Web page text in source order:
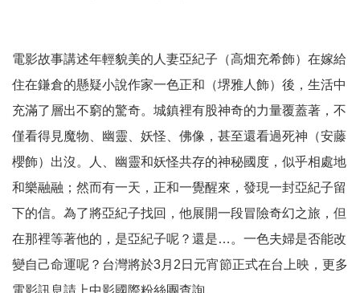
電影故事講述年輕貌美的人妻亞紀子（高畑充希飾）在嫁給
住在鎌倉的懸疑小說作家一色正和（堺雅人飾）後，生活中
充滿了層出不窮的驚奇。城鎮裡有股神奇的力量覆蓋著，不
僅看得見魔物、幽靈、妖怪、佛像，甚至還看過死神（安藤
櫻飾）出沒。人、幽靈和妖怪共存的神秘國度，似乎相處地
和樂融融；然而有一天，正和一覺醒來，發現一封亞紀子留
下的信。為了將亞紀子找回，他展開一段冒險奇幻之旅，但
在那裡等著他的，是亞紀子呢？還是…。一色夫婦是否能改
變自己命運呢？台灣將於3月2日元宵節正式在台上映，更多
電影訊息請上中影國際粉絲團查詢。